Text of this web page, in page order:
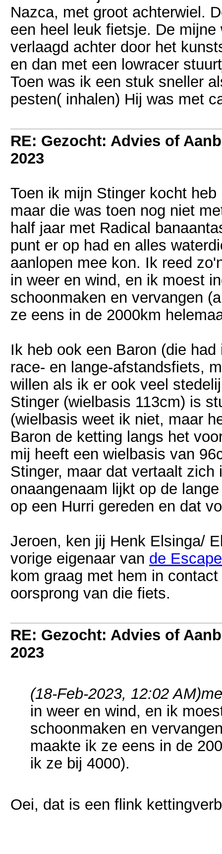
Nazca, met groot achterwiel.
een heel leuk fietsje. De
verlaagd achter door het
en dan met een lowracer
Toen was ik een stuk sneller
pesten( inhalen) Hij was met
RE: Gezocht: Advies of
2023
Toen ik mijn Stinger kocht
maar die was toen nog niet
half jaar met Radical
punt er op had en alles
aanlopen mee kon. Ik reed
in weer en wind, en ik moest
schoonmaken en vervangen
ze eens in de 2000km
Ik heb ook een Baron (die
race- en lange-afstandsfiets,
willen als ik er ook veel
Stinger (wielbasis 113cm) is
(wielbasis weet ik niet, maar
Baron de ketting langs het
mij heeft een wielbasis van
Stinger, maar dat vertaalt
onaangenaam lijkt op de
op een Hurri gereden en dat
Jeroen, ken jij Henk Elsinga/
vorige eigenaar van de
kom graag met hem in
oorsprong van die fiets.
RE: Gezocht: Advies of
2023
(18-Feb-2023, 12:02 AM)
in weer en wind, en ik
schoonmaken en
maakte ik ze eens in de
ik ze bij 4000).
Oei, dat is een flink